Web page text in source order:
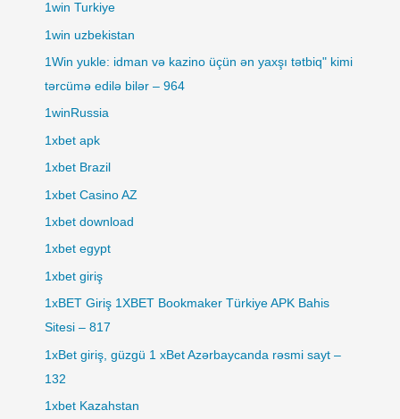
1win Turkiye
1win uzbekistan
1Win yukle: idman və kazino üçün ən yaxşı tətbiq" kimi
tərcümə edilə bilər – 964
1winRussia
1xbet apk
1xbet Brazil
1xbet Casino AZ
1xbet download
1xbet egypt
1xbet giriş
1xBET Giriş 1XBET Bookmaker Türkiye APK Bahis
Sitesi – 817
1xBet giriş, güzgü 1 xBet Azərbaycanda rəsmi sayt –
132
1xbet Kazahstan